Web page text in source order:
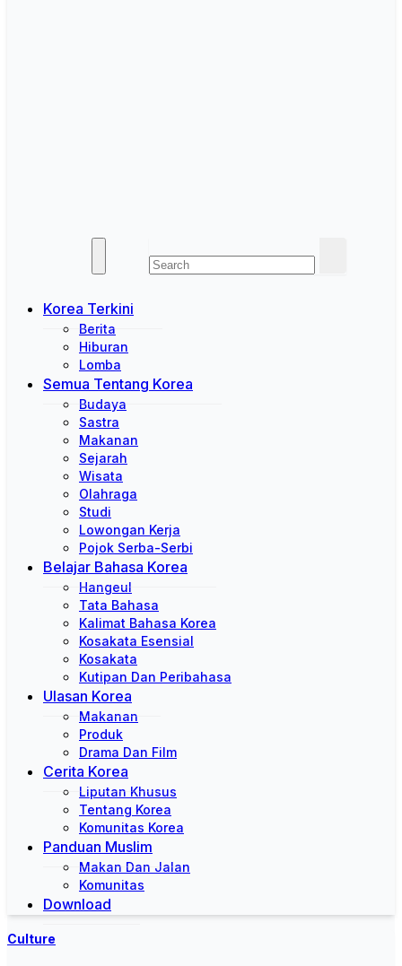
Korea Terkini
Berita
Hiburan
Lomba
Semua Tentang Korea
Budaya
Sastra
Makanan
Sejarah
Wisata
Olahraga
Studi
Lowongan Kerja
Pojok Serba-Serbi
Belajar Bahasa Korea
Hangeul
Tata Bahasa
Kalimat Bahasa Korea
Kosakata Esensial
Kosakata
Kutipan Dan Peribahasa
Ulasan Korea
Makanan
Produk
Drama Dan Film
Cerita Korea
Liputan Khusus
Tentang Korea
Komunitas Korea
Panduan Muslim
Makan Dan Jalan
Komunitas
Download
Culture